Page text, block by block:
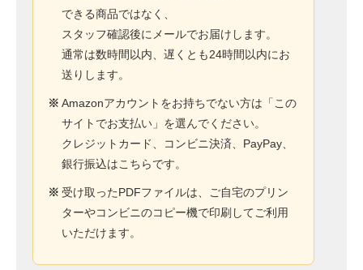
できる商品ではなく、
スタッフ確認後にメールでお届けします。
通常は数時間以内、遅くとも24時間以内にお
送りします。
※ Amazonアカウントをお持ちでない方は「この
サイトでお支払い」を選んでください。
クレジットカード、コンビニ決済、PayPay、
銀行振込はこちらです。
※ 受け取ったPDFファイルは、ご自宅のプリン
ターやコンビニのコピー機で印刷してご利用
いただけます。